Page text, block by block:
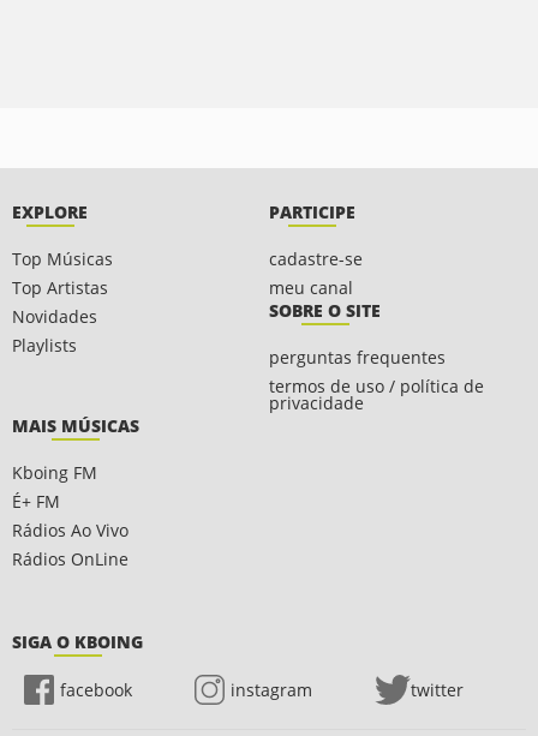
EXPLORE
Top Músicas
Top Artistas
Novidades
Playlists
PARTICIPE
cadastre-se
meu canal
SOBRE O SITE
perguntas frequentes
termos de uso / política de
privacidade
MAIS MÚSICAS
Kboing FM
É+ FM
Rádios Ao Vivo
Rádios OnLine
SIGA O KBOING
facebook instagram twitter